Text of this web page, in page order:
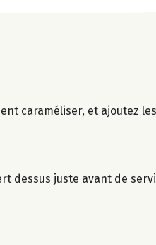
caraméliser, et ajoutez
dessus juste avant de